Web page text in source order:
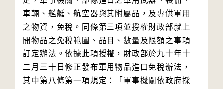
車輛、艦艇、航空器與其附屬品，及專供軍用
之物資，免稅。同條第三項並授權財政部就上
開物品之免稅範圍、品目、數量及限額之事項
訂定辦法。依據此項授權，財政部於九十年十
二月三十日修正發布軍用物品進口免稅辦法，
其中第八條第一項規定：「軍事機關依政府採